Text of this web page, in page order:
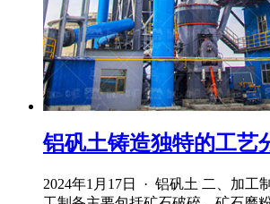
铝矾土铸造独特的工艺
2024年1月17日 · 铝矾土 二、加工